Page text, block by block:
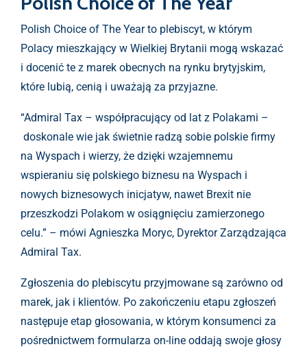
Polish Choice of The Year to plebiscyt, w którym
Polacy mieszkający w Wielkiej Brytanii mogą wskazać
i docenić te z marek obecnych na rynku brytyjskim,
które lubią, cenią i uważają za przyjazne.
“Admiral Tax – współpracujący od lat z Polakami –
doskonale wie jak świetnie radzą sobie polskie firmy
na Wyspach i wierzy, że dzięki wzajemnemu
wspieraniu się polskiego biznesu na Wyspach i
nowych biznesowych inicjatyw, nawet Brexit nie
przeszkodzi Polakom w osiągnięciu zamierzonego
celu.” – mówi Agnieszka Moryc, Dyrektor Zarządzająca
Admiral Tax.
Zgłoszenia do plebiscytu przyjmowane są zarówno od
marek, jak i klientów. Po zakończeniu etapu zgłoszeń
następuje etap głosowania, w którym konsumenci za
pośrednictwem formularza on-line oddają swoje głosy